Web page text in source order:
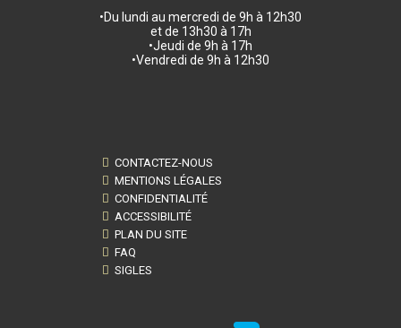
•Du lundi au mercredi de 9h à 12h30
et de 13h30 à 17h
•Jeudi de 9h à 17h
•Vendredi de 9h à 12h30
CONTACTEZ-NOUS
MENTIONS LÉGALES
CONFIDENTIALITÉ
ACCESSIBILITÉ
PLAN DU SITE
FAQ
SIGLES